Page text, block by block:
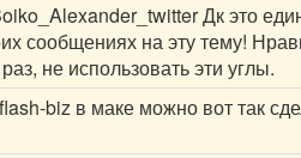
Дк это
сообщениях на эту тему!
раз, не использовать эти углы.
biz в маке можно вот так